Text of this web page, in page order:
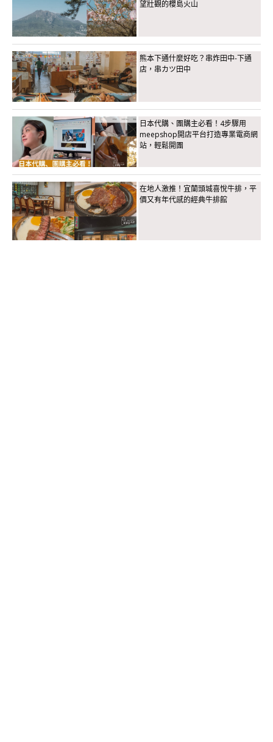
望壯觀的櫻島火山
熊本下通什麼好吃？串炸田中-下通
店，串カツ田中
日本代購、團購主必看！4步驟用
meepshop開店平台打造專業電商網
站，輕鬆開團
在地人激推！宜蘭頭城喜悅牛排，平
價又有年代感的經典牛排館